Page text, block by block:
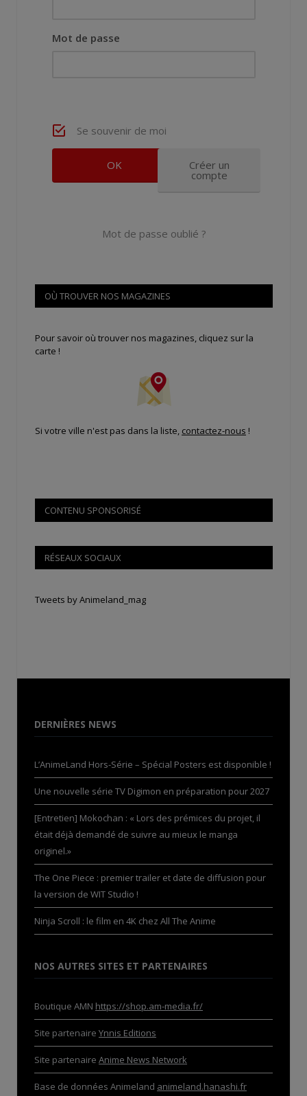
Mot de passe
Se souvenir de moi
Créer un
compte
Mot de passe oublié ?
OÙ TROUVER NOS MAGAZINES
Pour savoir où trouver nos magazines, cliquez sur la
carte !
Si votre ville n'est pas dans la liste, contactez-nous !
CONTENU SPONSORISÉ
RÉSEAUX SOCIAUX
Tweets by Animeland_mag
DERNIÈRES NEWS
L’AnimeLand Hors-Série – Spécial Posters est disponible !
Une nouvelle série TV Digimon en préparation pour 2027
[Entretien] Mokochan : « Lors des prémices du projet, il
était déjà demandé de suivre au mieux le manga
originel.»
The One Piece : premier trailer et date de diffusion pour
la version de WIT Studio !
Ninja Scroll : le film en 4K chez All The Anime
NOS AUTRES SITES ET PARTENAIRES
Boutique AMN https://shop.am-media.fr/
Site partenaire Ynnis Editions
Site partenaire Anime News Network
Base de données Animeland animeland.hanashi.fr